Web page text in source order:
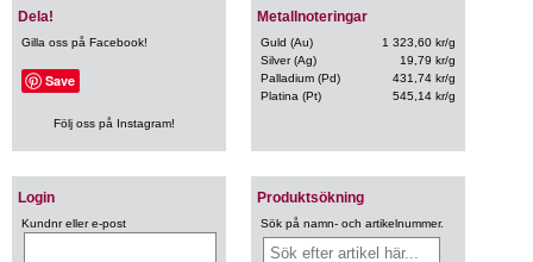
Metallnoteringar
Guld (Au)
1 323,60 kr/g
Silver (Ag)
19,79 kr/g
Palladium (Pd)
431,74 kr/g
Platina (Pt)
545,14 kr/g
Login
Kundnr eller e-post
Produktsökning
Sök på namn- och artikelnummer.
Dela!
Gilla oss på Facebook!
Save
Följ oss på Instagram!